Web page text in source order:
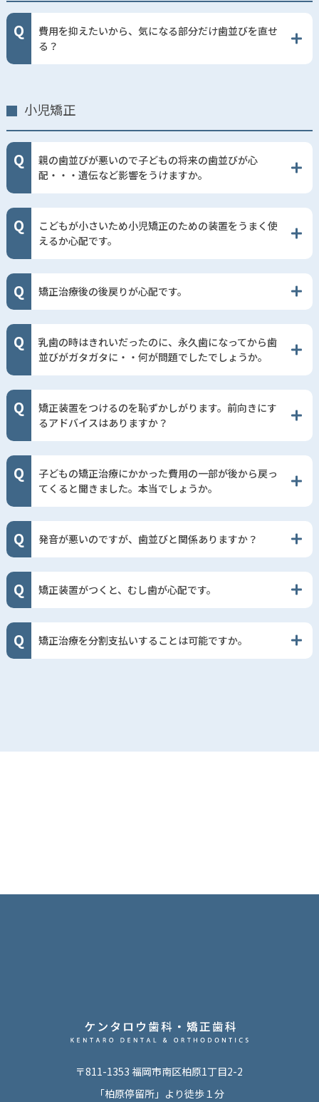
費用を抑えたいから、気になる部分だけ歯並びを直せ
る？
小児矯正
親の歯並びが悪いので子どもの将来の歯並びが心
配・・・遺伝など影響をうけますか。
こどもが小さいため小児矯正のための装置をうまく使
えるか心配です。
矯正治療後の後戻りが心配です。
乳歯の時はきれいだったのに、永久歯になってから歯
並びがガタガタに・・何が問題でしたでしょうか。
矯正装置をつけるのを恥ずかしがります。前向きにす
るアドバイスはありますか？
子どもの矯正治療にかかった費用の一部が後から戻っ
てくると聞きました。本当でしょうか。
発音が悪いのですが、歯並びと関係ありますか？
矯正装置がつくと、むし歯が心配です。
矯正治療を分割支払いすることは可能ですか。
〒811-1353 福岡市南区柏原1丁目2-2
「柏原停留所」より徒歩１分